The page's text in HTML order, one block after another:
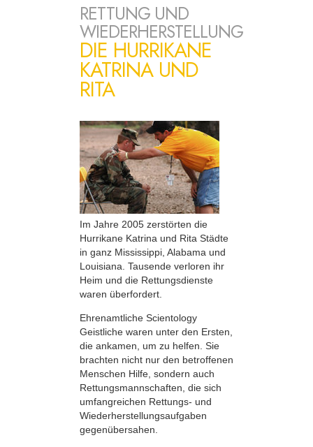
RETTUNG UND
WIEDERHERSTELLUNG
DIE HURRIKANE
KATRINA UND
RITA
Im Jahre 2005 zerstörten die
Hurrikane Katrina und Rita Städte
in ganz Mississippi, Alabama und
Louisiana. Tausende verloren ihr
Heim und die Rettungsdienste
waren überfordert.
Ehrenamtliche Scientology
Geistliche waren unter den Ersten,
die ankamen, um zu helfen. Sie
brachten nicht nur den betroffenen
Menschen Hilfe, sondern auch
Rettungsmannschaften, die sich
umfangreichen Rettungs- und
Wiederherstellungsaufgaben
gegenübersahen.